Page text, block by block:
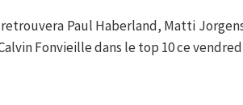
retrouvera Paul Haberland, Matti
Fonvieille dans le top 10 ce